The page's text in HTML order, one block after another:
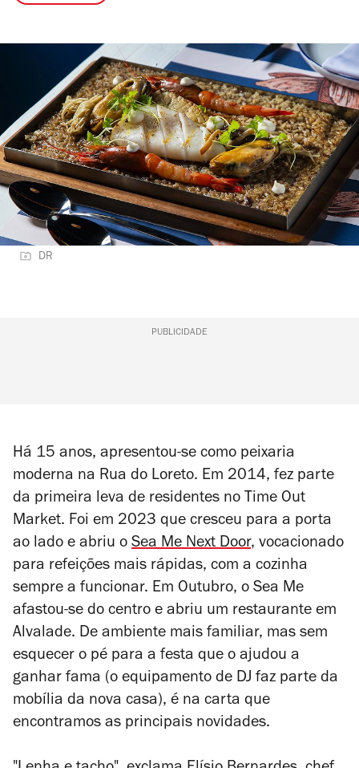
DR
PUBLICIDADE
Há 15 anos, apresentou-se como peixaria
moderna na Rua do Loreto. Em 2014, fez parte
da primeira leva de residentes no Time Out
Market. Foi em 2023 que cresceu para a porta
ao lado e abriu o Sea Me Next Door, vocacionado
para refeições mais rápidas, com a cozinha
sempre a funcionar. Em Outubro, o Sea Me
afastou-se do centro e abriu um restaurante em
Alvalade. De ambiente mais familiar, mas sem
esquecer o pé para a festa que o ajudou a
ganhar fama (o equipamento de DJ faz parte da
mobília da nova casa), é na carta que
encontramos as principais novidades.